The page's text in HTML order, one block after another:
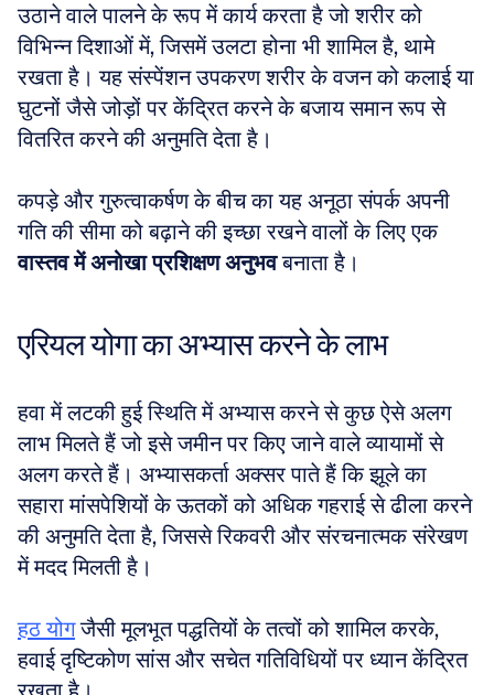
उठाने वाले पालने के रूप में कार्य करता है जो शरीर को
विभिन्न दिशाओं में, जिसमें उलटा होना भी शामिल है, थामे
रखता है। यह संस्पेंशन उपकरण शरीर के वजन को कलाई या
घुटनों जैसे जोड़ों पर केंद्रित करने के बजाय समान रूप से
वितरित करने की अनुमति देता है।
कपड़े और गुरुत्वाकर्षण के बीच का यह अनूठा संपर्क अपनी
गति की सीमा को बढ़ाने की इच्छा रखने वालों के लिए एक
वास्तव में अनोखा प्रशिक्षण अनुभव बनाता है।
एरियल योगा का अभ्यास करने के लाभ
हवा में लटकी हुई स्थिति में अभ्यास करने से कुछ ऐसे अलग
लाभ मिलते हैं जो इसे जमीन पर किए जाने वाले व्यायामों से
अलग करते हैं। अभ्यासकर्ता अक्सर पाते हैं कि झूले का
सहारा मांसपेशियों के ऊतकों को अधिक गहराई से ढीला करने
की अनुमति देता है, जिससे रिकवरी और संरचनात्मक संरेखण
में मदद मिलती है।
हठ योग जैसी मूलभूत पद्धतियों के तत्वों को शामिल करके,
हवाई दृष्टिकोण सांस और सचेत गतिविधियों पर ध्यान केंद्रित